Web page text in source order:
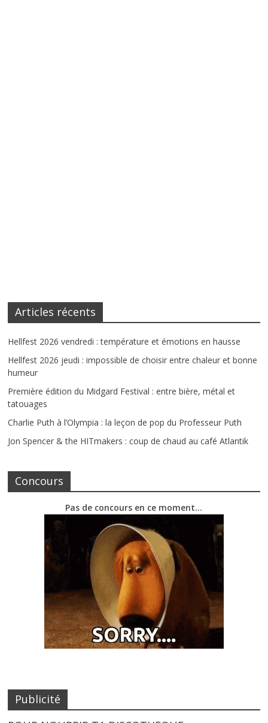
Articles récents
Hellfest 2026 vendredi : température et émotions en hausse
Hellfest 2026 jeudi : impossible de choisir entre chaleur et bonne
humeur
Première édition du Midgard Festival : entre bière, métal et
tatouages
Charlie Puth à l’Olympia : la leçon de pop du Professeur Puth
Jon Spencer & the HITmakers : coup de chaud au café Atlantik
Concours
Pas de concours en ce moment…
Publicité